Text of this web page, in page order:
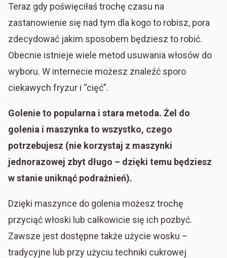
Teraz gdy poświęciłaś trochę czasu na
zastanowienie się nad tym dla kogo to robisz, pora
zdecydować jakim sposobem będziesz to robić.
Obecnie istnieje wiele metod usuwania włosów do
wyboru. W internecie możesz znaleźć sporo
ciekawych fryzur i “cięć”.
Golenie to popularna i stara metoda. Żel do
golenia i maszynka to wszystko, czego
potrzebujesz (nie korzystaj z maszynki
jednorazowej zbyt długo – dzięki temu będziesz
w stanie uniknąć podrażnień).
Dzięki maszynce do golenia możesz trochę
przyciąć włoski lub całkowicie się ich pozbyć.
Zawsze jest dostępne także użycie wosku –
tradycyjne lub przy użyciu techniki cukrowej